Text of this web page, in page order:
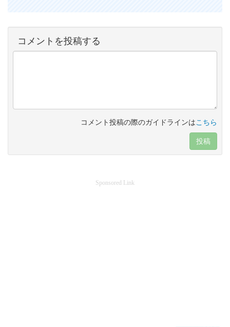
コメントを投稿する
コメント投稿の際のガイドラインはこちら
投稿
Sponsored Link